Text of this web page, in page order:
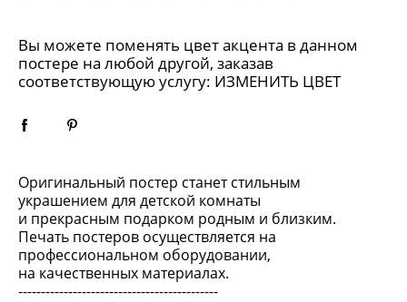
Вы можете поменять цвет акцента в данном
постере на любой другой, заказав
соответствующую услугу: ИЗМЕНИТЬ ЦВЕТ
Оригинальный постер станет стильным
украшением для детской комнаты
и прекрасным подарком родным и близким.
Печать постеров осуществляется на
профессиональном оборудовании,
на качественных материалах.
--------------------------------------------